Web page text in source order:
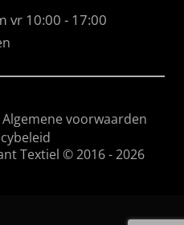
vr 10:00 - 17:00
Algemene voorwaarden
Textiel © 2016 - 2026